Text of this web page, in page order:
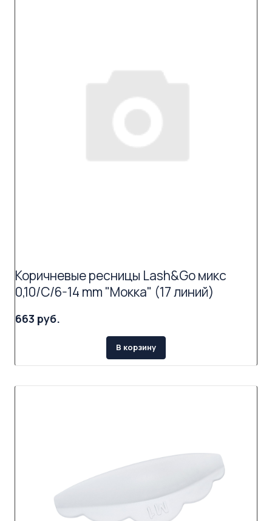
Коричневые ресницы Lash&Go микс
0,10/C/6-14 mm "Мокка" (17 линий)
663 руб.
В корзину